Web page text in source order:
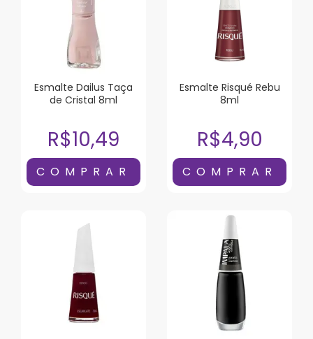
Esmalte Dailus Taça
de Cristal 8ml
R$10,49
Esmalte Risqué Rebu
8ml
R$4,90